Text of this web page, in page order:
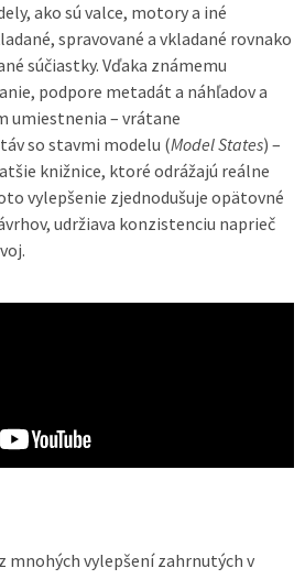
ako sú valce, motory a iné
spravované a vkladané rovnako
súčiastky. Vďaka známemu
podpore metadát a náhľadov a
umiestnenia – vrátane
so stavmi modelu (Model States) –
knižnice, ktoré odrážajú reálne
vylepšenie zjednodušuje opätovné
udržiava konzistenciu naprieč
vylepšení zahrnutých v